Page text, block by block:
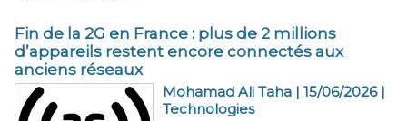
Fin de la 2G en France : plus de 2 millions
d’appareils restent encore connectés aux
anciens réseaux
Mohamad Ali Taha | 15/06/2026|
Technologies